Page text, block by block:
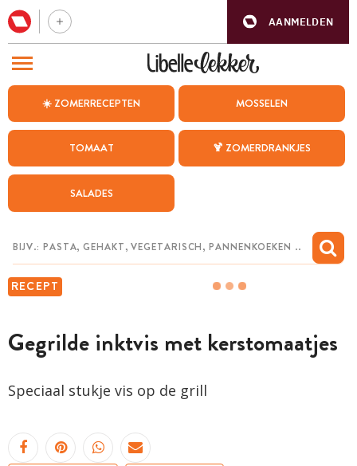
AANMELDEN
☀️ ZOMERRECEPTEN MOSSELEN
TOMAAT 🍹 ZOMERDRANKJES
SALADES
RECEPT
Gegrilde inktvis met kerstomaatjes
Speciaal stukje vis op de grill
BEZOEK ONZE ANDERE WEBSITES
WEEKMENU
CHAT MET MAIA
MIJN BEWAARDE RECEPTEN